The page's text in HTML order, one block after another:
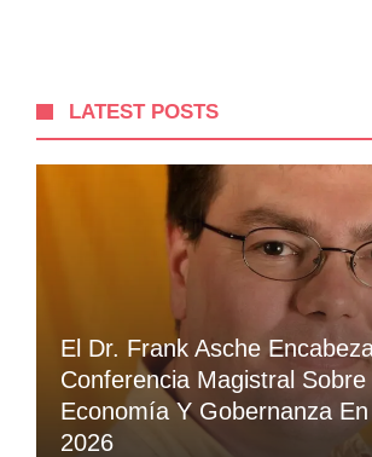
LATEST POSTS
El Dr. Frank Asche
Conferencia Magistral Sobre
Economía Y Gobernanza
2026